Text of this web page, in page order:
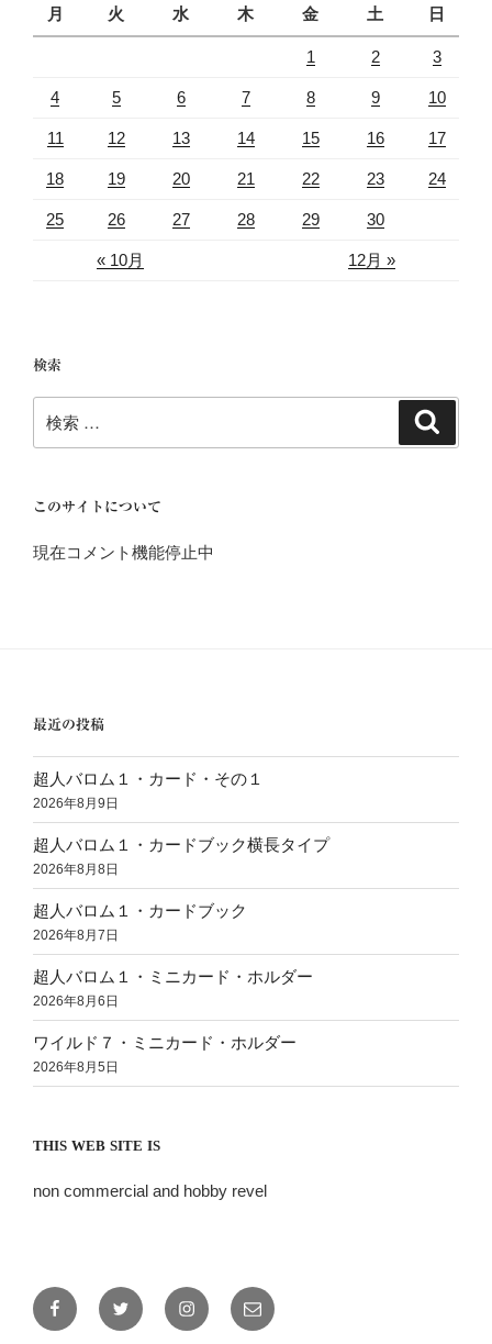
月
火 水 木 金 土 日
« 10月 12月 »
1 2 3
4 5 6 7 8 9 10
11 12 13 14 15 16 17
18 19 20 21 22 23 24
25 26 27 28 29 30
検索
索:
このサイトについて
現在コメント機能停止中
最近の投稿
超人バロム１・カード・その１
2026年8月9日
超人バロム１・カードブック横長タイプ
2026年8月8日
超人バロム１・カードブック
2026年8月7日
超人バロム１・ミニカード・ホルダー
2026年8月6日
ワイルド７・ミニカード・ホルダー
2026年8月5日
THIS WEB SITE IS
non commercial and hobby revel
FacebookTwitter Instagramメ
ー